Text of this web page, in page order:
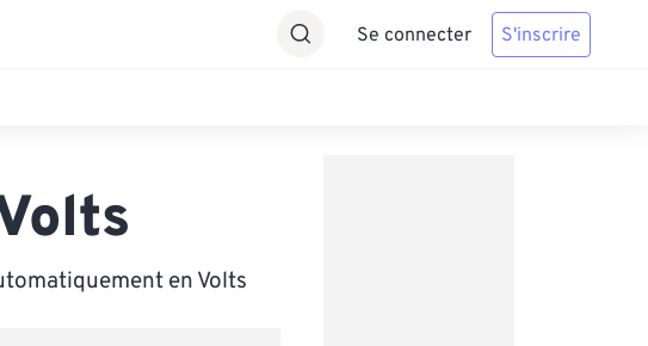
Se connecter S'inscrire
en Volts